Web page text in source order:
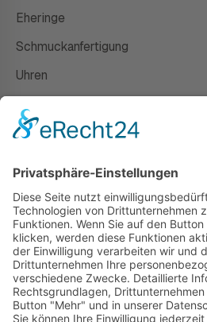
Eheringe
Schmuckanfertigung
Uhren
Susanne Steiger
Geschäfte
Newsletter
Kontakt